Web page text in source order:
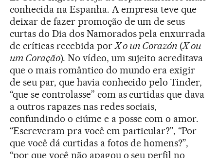
conhecida na Espanha. A empresa teve que
deixar de fazer promoção de um de seus
curtas do Dia dos Namorados pela enxurrada
de críticas recebida porX o un Corazón (X ou
um Coração). No vídeo, um sujeito acreditava
que o mais romântico do mundo era exigir
de seu par, que havia conhecido pelo Tinder,
“que se controlasse” com as curtidas que dava
a outros rapazes nas redes sociais,
confundindo o ciúme e a posse com o amor.
“Escreveram pra você em particular?”, “Por
que você dá curtidas a fotos de homens?”,
“por que você não apagou o seu perfil no